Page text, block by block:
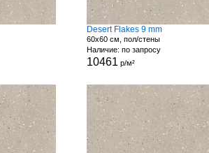
Desert Flakes 9 mm
60x60 см, пол/стены
Наличие: по запросу
10461 р/м²